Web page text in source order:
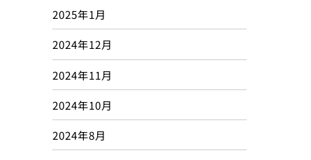
2025年1月
2024年12月
2024年11月
2024年10月
2024年8月